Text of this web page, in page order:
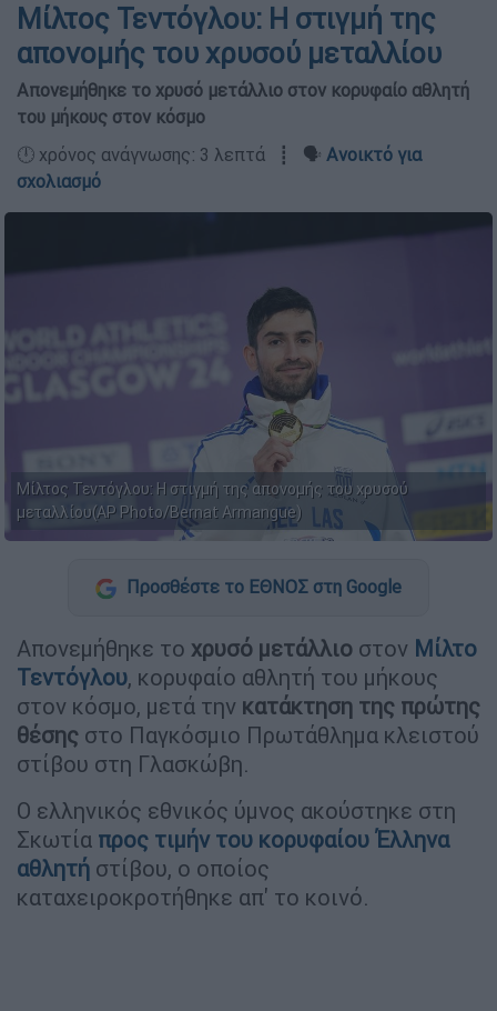
Μίλτος Τεντόγλου: Η στιγμή της
απονομής του χρυσού μεταλλίου
Απονεμήθηκε το χρυσό μετάλλιο στον κορυφαίο αθλητή
του μήκους στον κόσμο
🕛 χρόνος ανάγνωσης: 3 λεπτά ┋ 🗣️ Ανοικτό για
σχολιασμό
Μίλτος Τεντόγλου: Η στιγμή της απονομής του χρυσού
μεταλλίου(AP Photo/Bernat Armangue)
Προσθέστε το ΕΘΝΟΣ στη Google
Απονεμήθηκε το χρυσό μετάλλιο στον Μίλτο
Τεντόγλου, κορυφαίο αθλητή του μήκους
στον κόσμο, μετά την κατάκτηση της πρώτης
θέσης στο Παγκόσμιο Πρωτάθλημα κλειστού
στίβου στη Γλασκώβη.
Ο ελληνικός εθνικός ύμνος ακούστηκε στη
Σκωτία προς τιμήν του κορυφαίου Έλληνα
αθλητή στίβου, ο οποίος
καταχειροκροτήθηκε απ' το κοινό.